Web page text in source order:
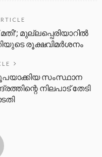
മുല്ലപ്പെരിയാറില്‍
രൂക്ഷവിമര്‍ശനം
രൂപയാക്കിയ സംസ്ഥാന
നിലപാട് തേടി